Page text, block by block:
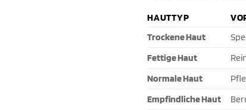
HAUTTYP
Trockene Haut
Fettige Haut
Normale Haut
Empfindliche Haut